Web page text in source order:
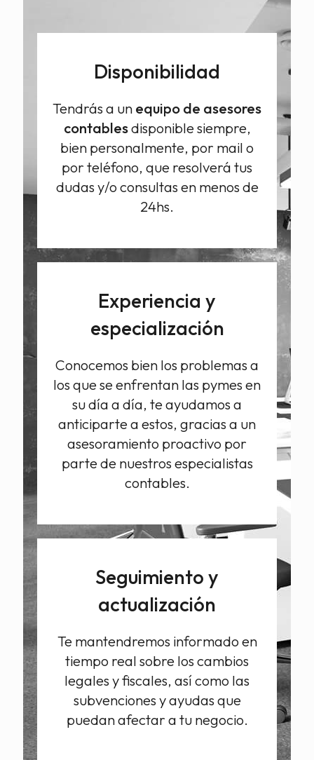
Disponibilidad
Tendrás a un equipo de asesores
contablesdisponible siempre,
bien personalmente, por mail o
por teléfono, que resolverá tus
dudas y/o consultas en menos de
24hs.
Experiencia y
especialización
Conocemos bien los problemas a
los que se enfrentan las pymes en
su día a día, te ayudamos a
anticiparte a estos, gracias a un
asesoramiento proactivo por
parte de nuestros especialistas
contables.
Seguimiento y
actualización
Te mantendremos informado en
tiempo real sobre los cambios
legales y fiscales, así como las
subvenciones y ayudas que
puedan afectar a tu negocio.